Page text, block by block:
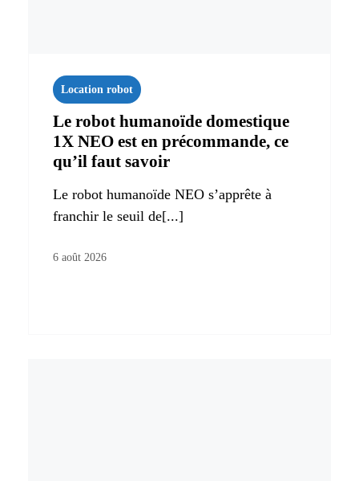
Location robot
Le robot humanoïde domestique
1X NEO est en précommande, ce
qu’il faut savoir
Le robot humanoïde NEO s’apprête à
franchir le seuil de[...]
6 août 2026